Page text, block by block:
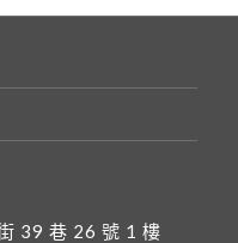
39 巷 26 號 1 樓